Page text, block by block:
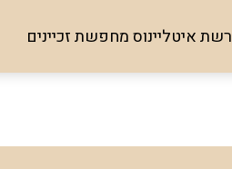
רשת איטליינוס מחפשת זכיינים